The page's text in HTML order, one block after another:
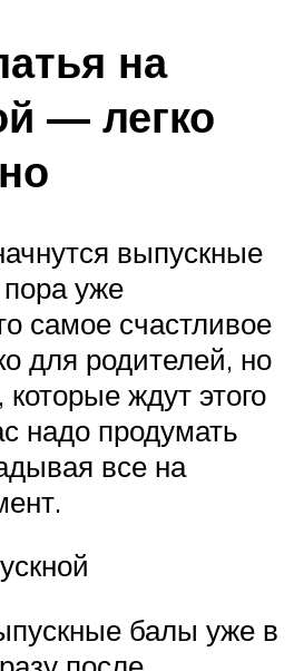
на
— легко
выпускные
уже
самое счастливое
для родителей, но
ждут этого
надо продумать
все на
балы уже в